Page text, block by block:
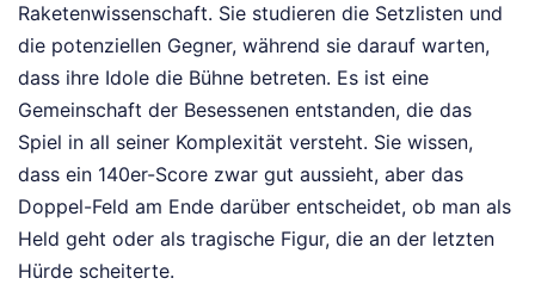
Raketenwissenschaft. Sie studieren die Setzlisten und
die potenziellen Gegner, während sie darauf warten,
dass ihre Idole die Bühne betreten. Es ist eine
Gemeinschaft der Besessenen entstanden, die das
Spiel in all seiner Komplexität versteht. Sie wissen,
dass ein 140er-Score zwar gut aussieht, aber das
Doppel-Feld am Ende darüber entscheidet, ob man als
Held geht oder als tragische Figur, die an der letzten
Hürde scheiterte.